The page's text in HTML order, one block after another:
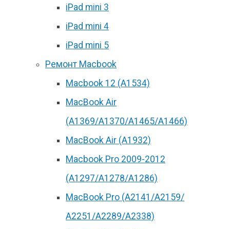
iPad mini 3
iPad mini 4
iPad mini 5
Ремонт Macbook
Macbook 12 (А1534)
MacBook Air
(A1369/A1370/A1465/A1466)
MacBook Air (A1932)
Macbook Pro 2009-2012
(A1297/A1278/A1286)
MacBook Pro (А2141/А2159/
А2251/A2289/A2338)